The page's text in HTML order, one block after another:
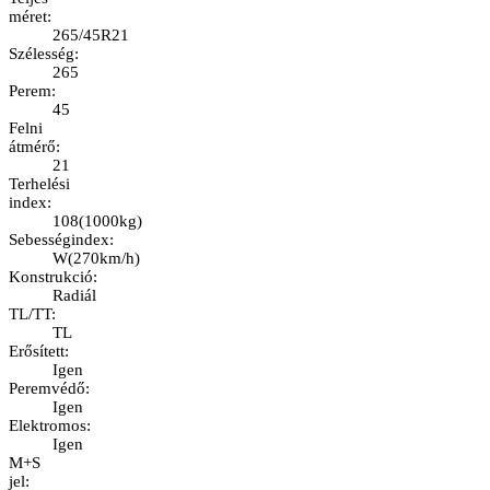
méret:
265/45R21
Szélesség:
265
Perem:
45
Felni
átmérő:
21
Terhelési
index:
108(1000kg)
Sebességindex:
W(270km/h)
Konstrukció:
Radiál
TL/TT:
TL
Erősített:
Igen
Peremvédő:
Igen
Elektromos:
Igen
M+S
jel: